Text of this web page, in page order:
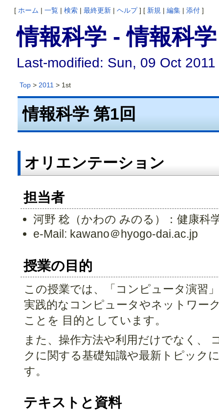
[ ホーム | 一覧 | 検索 | 最終更新 | ヘルプ] [ 新規 | 編集 | 添付 ]
情報科学 - 情報科
Last-modified: Sun, 09 Oct
Top> 2011 > 1st
情報科学 第1回
オリエンテーション
担当者
河野 稔（かわの みのる）：健康科
e-Mail: kawano＠hyogo-dai.ac.jp
授業の目的
この授業では、「コンピュータ演習
実践的なコンピュータやネットワー
ことを 目的としています。
また、操作方法や利用だけでなく、
クに関する基礎知識や最新トピック
す。
テキストと資料